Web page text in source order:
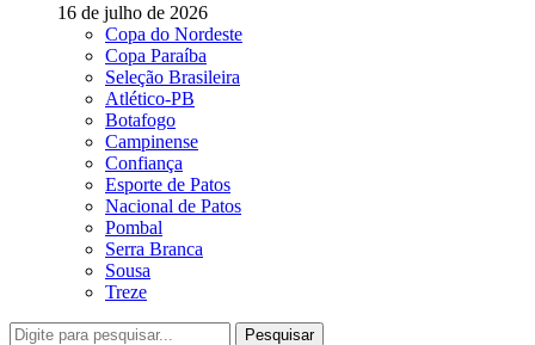
16 de julho de 2026
Copa do Nordeste
Copa Paraíba
Seleção Brasileira
Atlético-PB
Botafogo
Campinense
Confiança
Esporte de Patos
Nacional de Patos
Pombal
Serra Branca
Sousa
Treze
Pesquisar